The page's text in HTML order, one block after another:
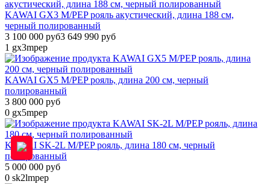
KAWAI GX3 M/PEP рояль акустический, длина 188 см,
черный полированный
3 100 000 руб3 649 990 руб
1 gx3mpep
KAWAI GX5 M/PEP рояль, длина 200 см, черный
полированный
3 800 000 руб
0 gx5mpep
KAWAI SK-2L M/PEP рояль, длина 180 см, черный
полированный
5 000 000 руб
0 sk2lmpep